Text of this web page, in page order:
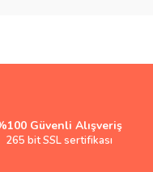
Güvenli Alışveriş
265 bit SSL sertifikası